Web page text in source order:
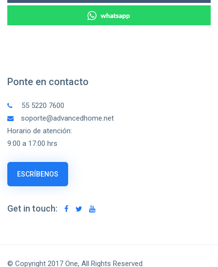
whatsapp
Ponte en contacto
55 5220 7600
soporte@advancedhome.net
Horario de atención:
9:00 a 17:00 hrs
ESCRÍBENOS
Get in touch:
© Copyright 2017 One, All Rights Reserved